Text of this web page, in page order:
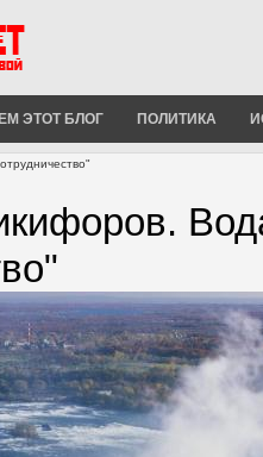
ЭТОТ БЛОГ ПОЛИТИКА